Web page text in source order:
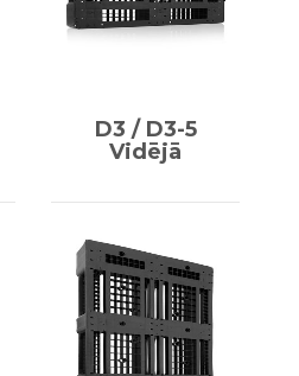
D3 / D3-5
Vidējā